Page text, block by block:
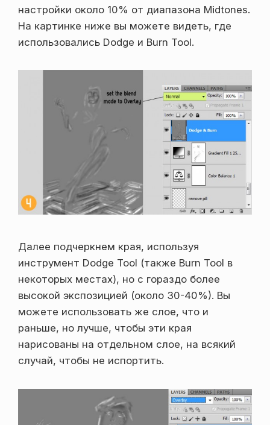
настройки около 10% от диапазона Midtones.
На картинке ниже вы можете видеть, где
использовались Dodge и Burn Tool.
Далее подчеркнем края, используя
инструмент Dodge Tool (также Burn Tool в
некоторых местах), но с гораздо более
высокой экспозицией (около 30-40%). Вы
можете использовать же слое, что и
раньше, но лучше, чтобы эти края
нарисованы на отдельном слое, на всякий
случай, чтобы не испортить.